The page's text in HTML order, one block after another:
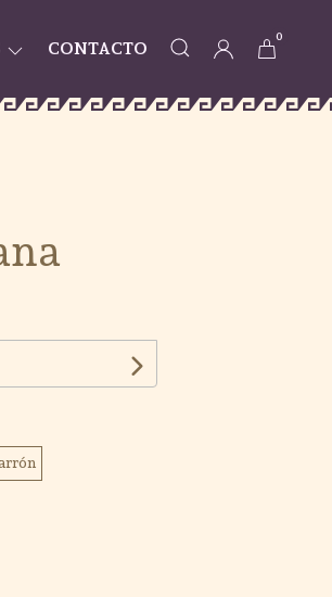
CONTACTO
0